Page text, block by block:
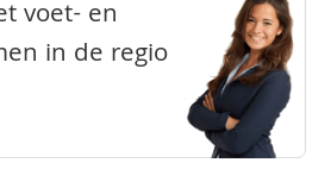
voet- en
in de regio